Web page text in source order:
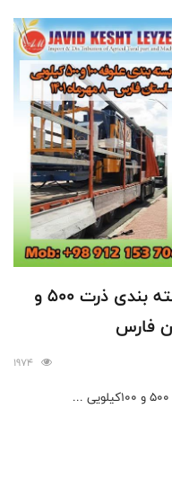
بارگیری و ارسال دو دستگاه بسته بندی ذرت 500 و